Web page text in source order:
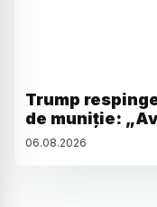
Trump
de muniție:
06.08.2026